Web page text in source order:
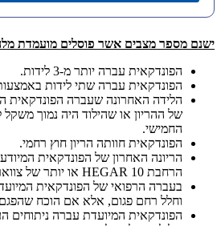
ישנם מספר מצבים אשר פוסלים מועמדת
הפונדקאית עברה יותר מ-3 לידות.
הפונדקאית עברה שתי לידות
של ההריון או שהילוד היה נמוך משקל
החמישי.
הפונדקאית חוותה הריון חוץ רחמי.
הריונה האחרון של הפונדקאית
הרחבת HEGAR 10 או יותר של צוואר הרחם.
בעברה הרפואי של הפונדקאית
וחלל רחם פגום, אלא אם הוכח
הפונדקאית המיועדת עברה ניתוחים